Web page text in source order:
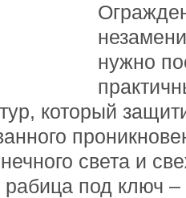
нужно
который
света и
рабица под ключ